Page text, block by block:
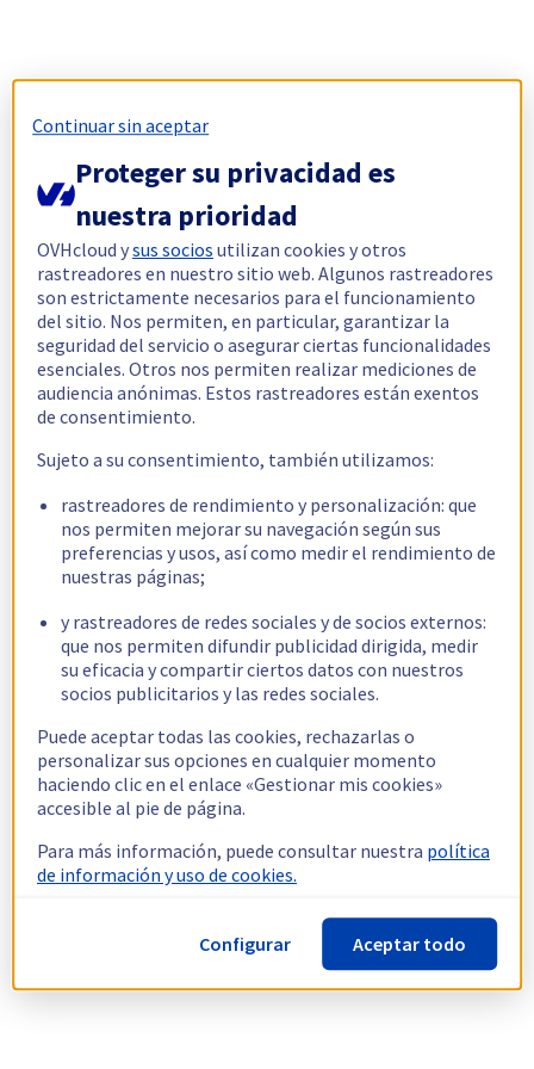
Continuar sin aceptar
Proteger su privacidad es
nuestra prioridad
OVHcloud ysus socios utilizan cookies y otros
rastreadores en nuestro sitio web. Algunos rastreadores
son estrictamente necesarios para el funcionamiento
del sitio. Nos permiten, en particular, garantizar la
seguridad del servicio o asegurar ciertas funcionalidades
esenciales. Otros nos permiten realizar mediciones de
audiencia anónimas. Estos rastreadores están exentos
de consentimiento.
Sujeto a su consentimiento, también utilizamos:
rastreadores de rendimiento y personalización: que
nos permiten mejorar su navegación según sus
preferencias y usos, así como medir el rendimiento de
nuestras páginas;
y rastreadores de redes sociales y de socios externos:
que nos permiten difundir publicidad dirigida, medir
su eficacia y compartir ciertos datos con nuestros
socios publicitarios y las redes sociales.
Puede aceptar todas las cookies, rechazarlas o
personalizar sus opciones en cualquier momento
haciendo clic en el enlace «Gestionar mis cookies»
accesible al pie de página.
Para más información, puede consultar nuestra política
de información y uso de cookies.
Configurar Aceptar todo